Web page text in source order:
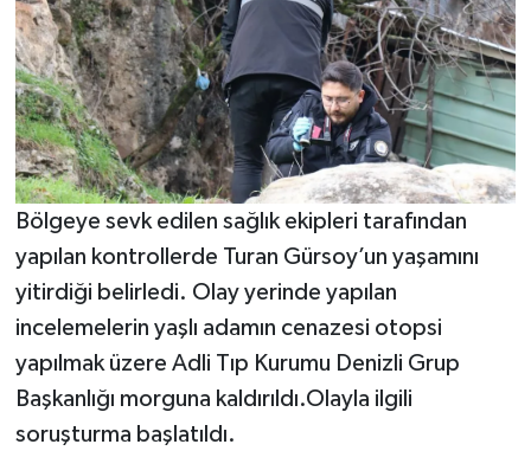
Bölgeye sevk edilen sağlık ekipleri tarafından
yapılan kontrollerde Turan Gürsoy’un yaşamını
yitirdiği belirledi. Olay yerinde yapılan
incelemelerin yaşlı adamın cenazesi otopsi
yapılmak üzere Adli Tıp Kurumu Denizli Grup
Başkanlığı morguna kaldırıldı.Olayla ilgili
soruşturma başlatıldı.